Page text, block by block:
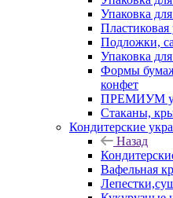
Упаковка
Пластиковая
Подложки,
Упаковка
Формы
конфет
ПРЕМИУМ
Стаканы,
Кондитерские
Назад
Вафельная